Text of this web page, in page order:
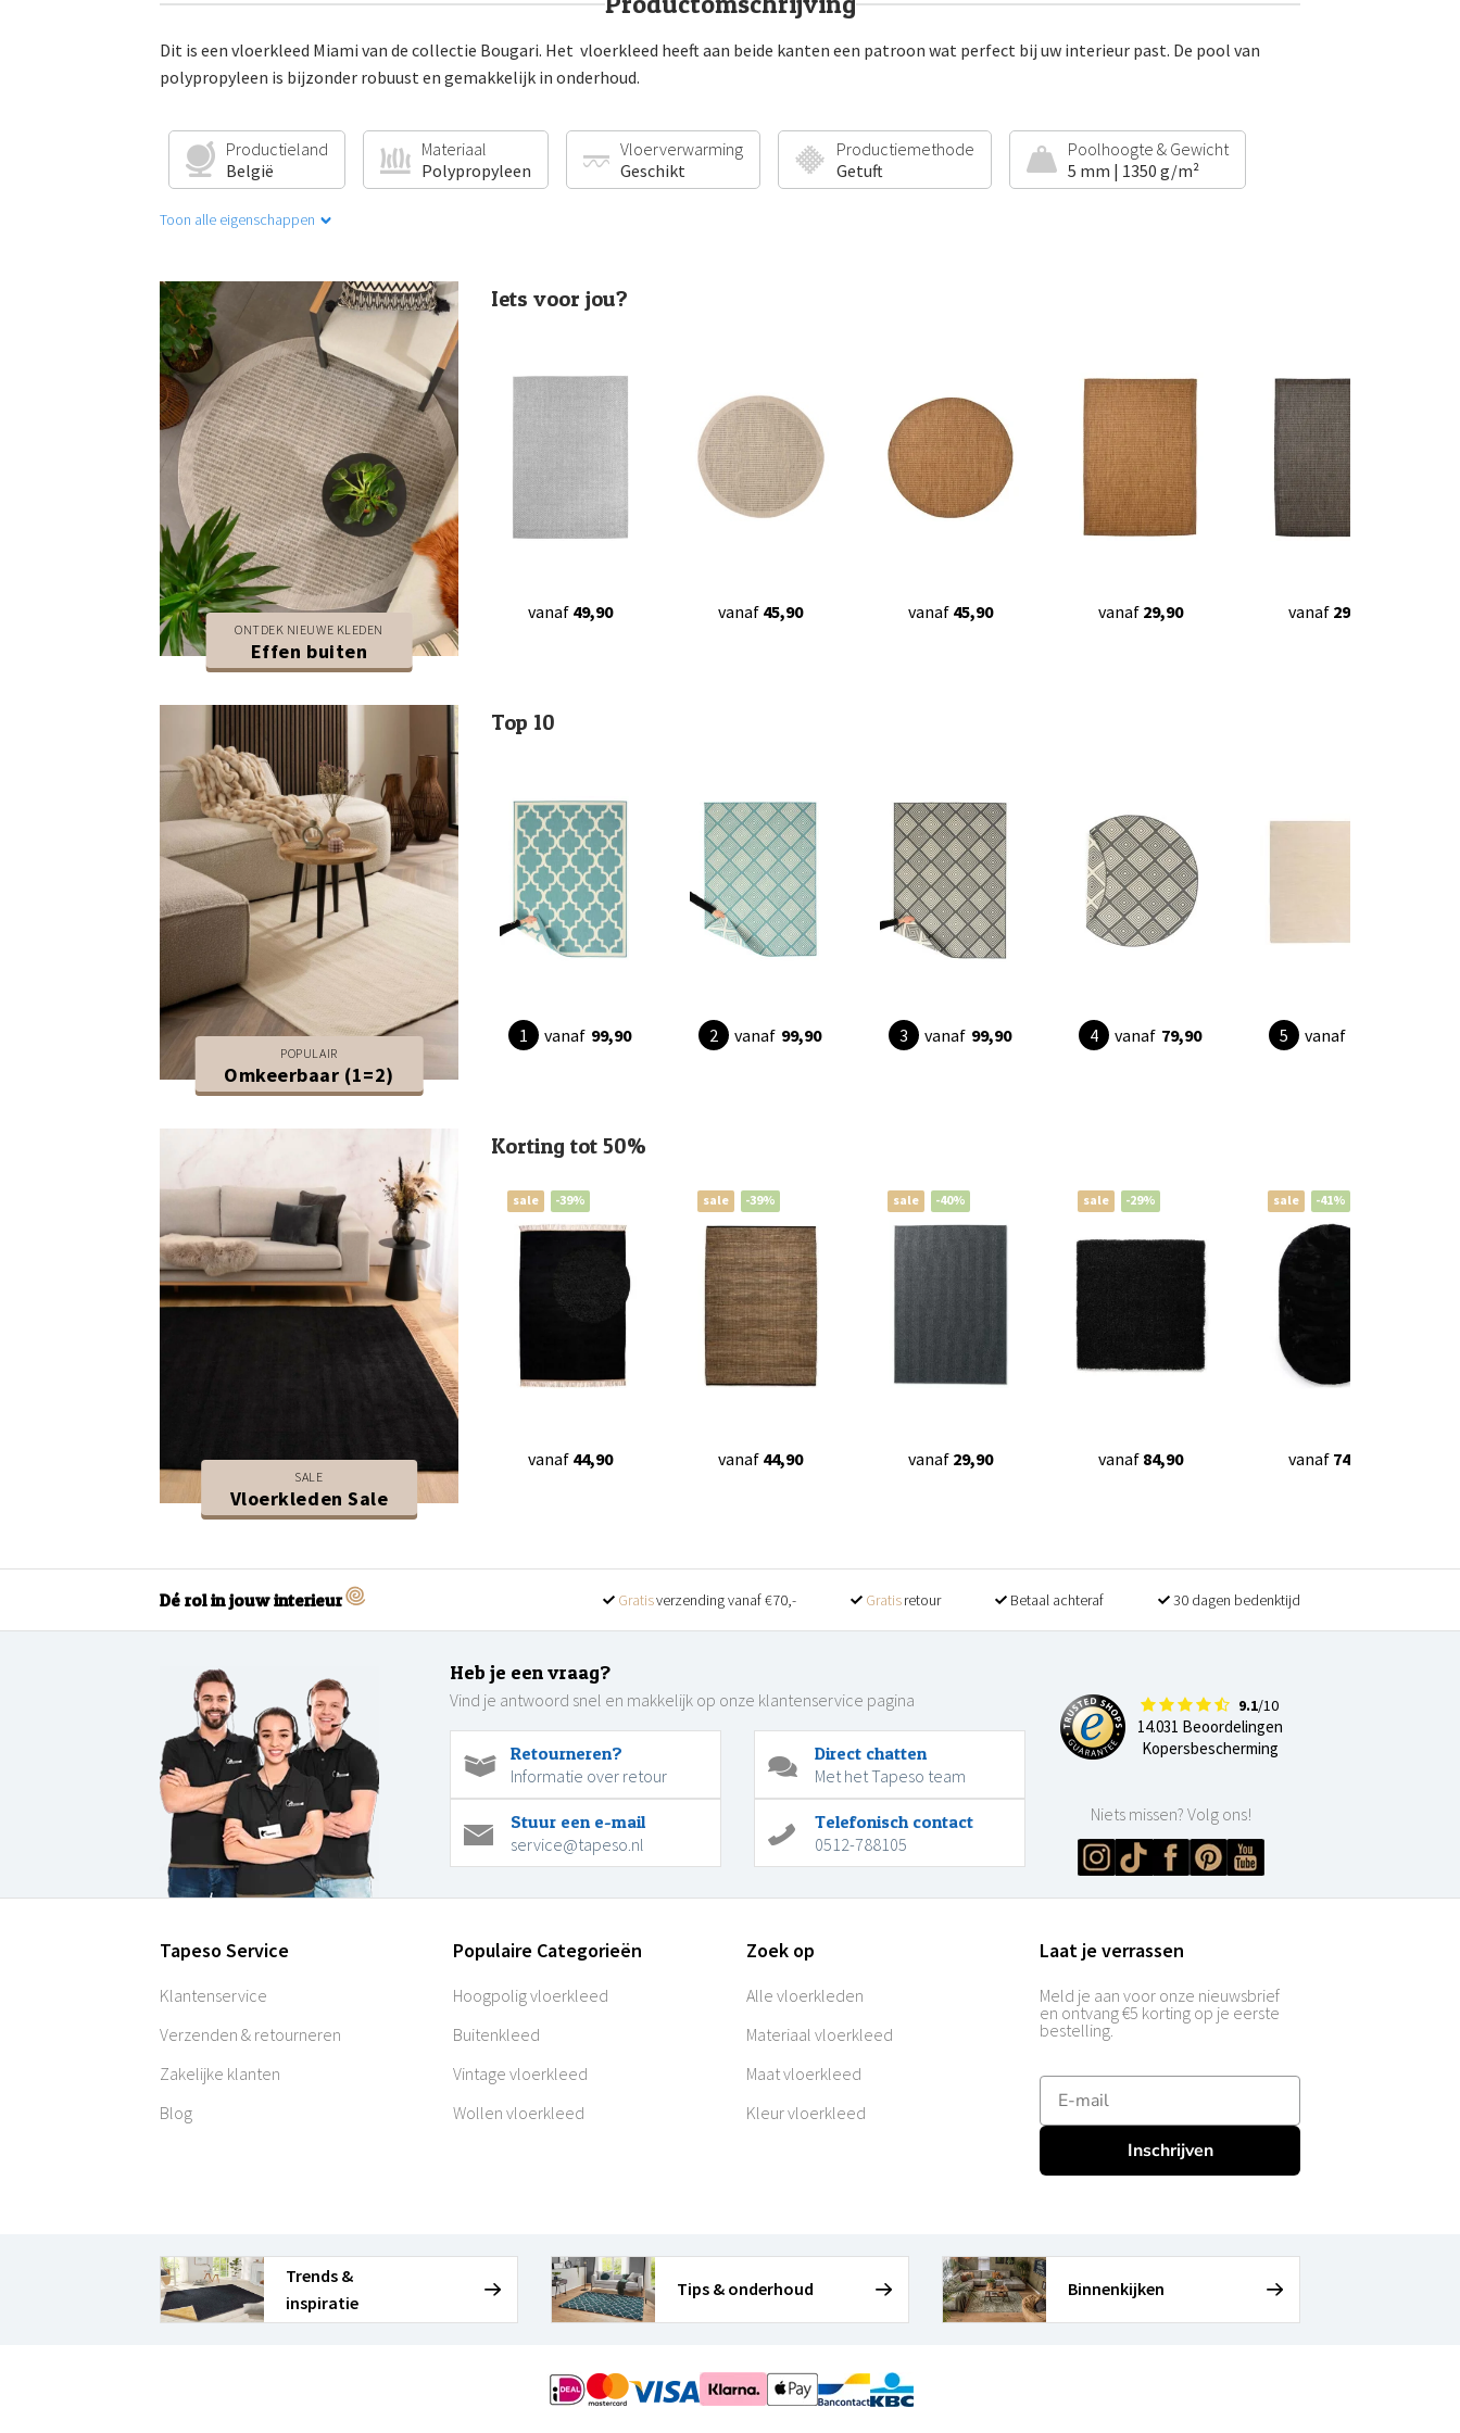
Dit is een vloerkleed Miami van de collectie Bougari. Het vloerkleed heeft aan beide kanten een patroon wat perfect bij uw interieur past. De pool van
polypropyleen is bijzonder robuust en gemakkelijk in onderhoud.
Productieland
België
Materiaal
Polypropyleen
Vloerverwarming
Geschikt
Productiemethode
Getuft
Poolhoogte & Gewicht
5 mm | 1350 g/m²
Toon alle eigenschappen
ONTDEK NIEUWE KLEDEN
Effen buiten
Iets voor jou?
vanaf 49,90 vanaf 45,90 vanaf 45,90 vanaf 29,90 vanaf 29,90
POPULAIR
Omkeerbaar (1=2)
Top 10
vanaf 99,90 vanaf 99,90 vanaf 99,90 vanaf 79,90 vanaf
SALE
Vloerkleden Sale
Korting tot 50%
sale -39%
vanaf 44,90
sale -39%
vanaf 44,90
sale -40%
vanaf 29,90
sale -29%
vanaf 84,90
sale -41%
vanaf 74,90
Dé rol in jouw interieur Gratisverzending vanaf €70,- Gratisretour Betaal achteraf 30 dagen bedenktijd
Heb je een vraag?
Vind je antwoord snel en makkelijk op onze klantenservice pagina
Retourneren?
Informatie over retour
Direct chatten
Met het Tapeso team
Stuur een e-mail
service@tapeso.nl
Telefonisch contact
0512-788105
9.1/10
14.031 Beoordelingen
Kopersbescherming
Niets missen? Volg ons!
Tapeso Service
Klantenservice
Verzenden & retourneren
Zakelijke klanten
Blog
Populaire Categorieën
Hoogpolig vloerkleed
Buitenkleed
Vintage vloerkleed
Wollen vloerkleed
Zoek op
Alle vloerkleden
Materiaal vloerkleed
Maat vloerkleed
Kleur vloerkleed
Laat je verrassen
Meld je aan voor onze nieuwsbrief
en ontvang €5 korting op je eerste
bestelling.
E-mailadres
Inschrijven
Trends &
inspiratie
Tips & onderhoud Binnenkijken